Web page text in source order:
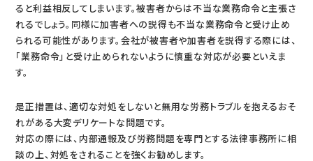
ると利益相反してしまいます。被害者からは不当な業務命令と主張さ
れるでしょう。同様に加害者への説得も不当な業務命令と受け止め
られる可能性があります。会社が被害者や加害者を説得する際には、
「業務命令」と受け止められないように慎重な対応が必要といえま
す。
是正措置は、適切な対処をしないと無用な労務トラブルを抱えるおそ
れがある大変デリケートな問題です。
対応の際には、内部通報及び労務問題を専門とする法律事務所に相
談の上、対処をされることを強くお勧めします。